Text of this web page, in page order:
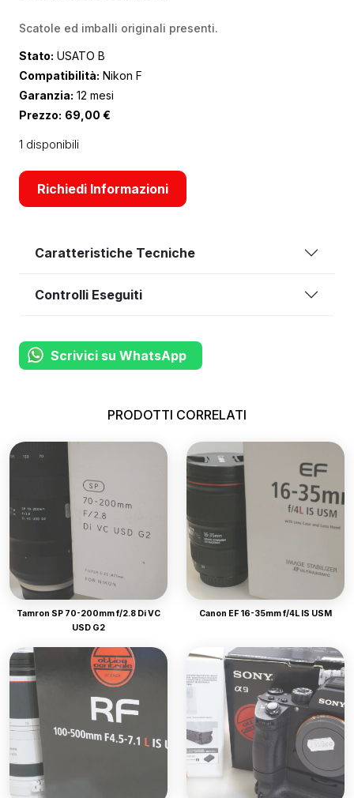
Scatole ed imballi originali presenti.
Stato: USATO B
Compatibilità: Nikon F
Garanzia: 12 mesi
Prezzo: 69,00 €
1 disponibili
Richiedi Informazioni
Caratteristiche Tecniche
Controlli Eseguiti
Scrivici su WhatsApp
PRODOTTI CORRELATI
Tamron SP 70-200mm f/2.8 Di VC
USD G2
Canon EF 16-35mm f/4L IS USM